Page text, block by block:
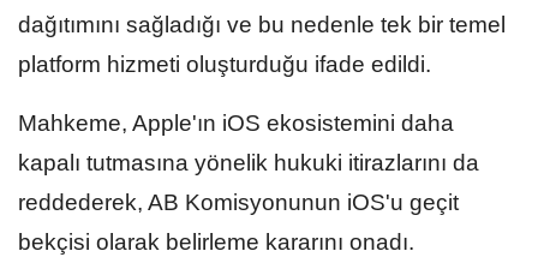
dağıtımını sağladığı ve bu nedenle tek bir temel
platform hizmeti oluşturduğu ifade edildi.
Mahkeme, Apple'ın iOS ekosistemini daha
kapalı tutmasına yönelik hukuki itirazlarını da
reddederek, AB Komisyonunun iOS'u geçit
bekçisi olarak belirleme kararını onadı.